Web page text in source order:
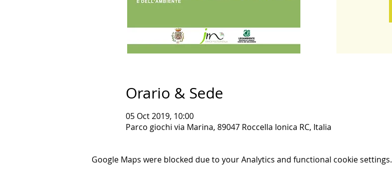
Orario & Sede
05 Oct 2019, 10:00
Parco giochi via Marina, 89047 Roccella Ionica RC, Italia
Google Maps were blocked due to your Analytics and functional cookie settings.